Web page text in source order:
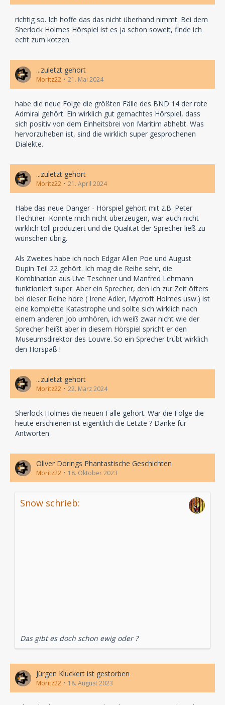
richtig so. Ich hoffe das das nicht überhand nimmt. Bei dem
Sherlock Holmes Hörspiel ist es ja schon soweit, finde ich
echt zum kotzen.
...zuletzt gehört
Moritz22 21. Mai 2024
habe die neue Folge die größten Fälle des BND 14 der rote
Admiral gehört. Ein wirklich gut gemachtes Hörspiel, dass
sich positiv von dem Einheitsbrei von Maritim abhebt. Was
hervorzuheben ist, sind die wirklich super gesprochenen
Dialekte.
...zuletzt gehört
Moritz22 21. April 2024
Habe das neue Danger - Hörspiel gehört mit z.B. Peter
Flechtner. Konnte mich nicht überzeugen, war auch nicht
wirklich toll produziert und die Qualität der Sprecher ließ zu
wünschen übrig.
Als Zweites habe ich noch Edgar Allen Poe und August
Dupin Teil 22 gehört. Ich mag die Reihe sehr, die
Kombination aus Uve Teschner und Manfred Lehmann
funktioniert super. Aber ein Sprecher, den ich zur Zeit öfters
bei dieser Reihe höre ( Irene Adler, Mycroft Holmes usw.) ist
eine komplette Katastrophe und sollte sich wirklich nach
einem anderen Job umhören, ich weiß zwar nicht wie der
Sprecher heißt aber in diesem Hörspiel spricht er den
Museumsdirektor des Louvre. So ein Sprecher trübt wirklich
den Hörspaß !
...zuletzt gehört
Moritz22 22. März 2024
Sherlock Holmes die neuen Fälle gehört. War die Folge die
heute erschienen ist eigentlich die Letzte ? Danke für
Antworten
Oliver Dörings Phantastische Geschichten
Moritz22 18. Oktober 2023
Snow schrieb:
Das gibt es doch schon ewig oder ?
Jürgen Kluckert ist gestorben
Moritz22 18. August 2023